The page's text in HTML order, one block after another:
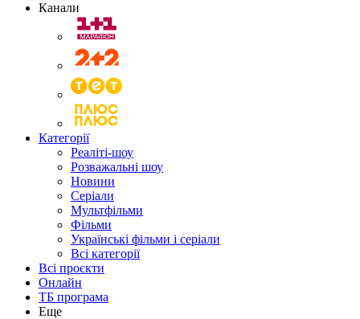
Канали
Категорії
Реаліті-шоу
Розважальні шоу
Новини
Серіали
Мультфільми
Фільми
Українські фільми і серіали
Всі категорії
Всі проєкти
Онлайн
ТБ програма
Еще